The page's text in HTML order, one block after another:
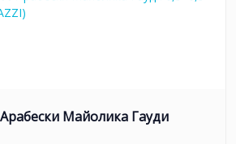
Майолика Гауди